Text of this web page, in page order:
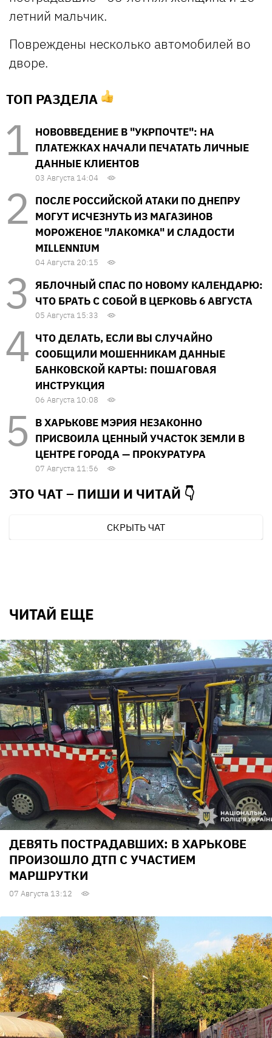
летний мальчик.
Повреждены несколько автомобилей во
дворе.
ТОП РАЗДЕЛА
НОВОВВЕДЕНИЕ В "УКРПОЧТЕ": НА
ПЛАТЕЖКАХ НАЧАЛИ ПЕЧАТАТЬ ЛИЧНЫЕ
ДАННЫЕ КЛИЕНТОВ
03 Августа 14:04
ПОСЛЕ РОССИЙСКОЙ АТАКИ ПО ДНЕПРУ
МОГУТ ИСЧЕЗНУТЬ ИЗ МАГАЗИНОВ
МОРОЖЕНОЕ "ЛАКОМКА" И СЛАДОСТИ
MILLENNIUM
04 Августа 20:15
ЯБЛОЧНЫЙ СПАС ПО НОВОМУ КАЛЕНДАРЮ:
ЧТО БРАТЬ С СОБОЙ В ЦЕРКОВЬ 6 АВГУСТА
05 Августа 15:33
ЧТО ДЕЛАТЬ, ЕСЛИ ВЫ СЛУЧАЙНО
СООБЩИЛИ МОШЕННИКАМ ДАННЫЕ
БАНКОВСКОЙ КАРТЫ: ПОШАГОВАЯ
ИНСТРУКЦИЯ
06 Августа 10:08
В ХАРЬКОВЕ МЭРИЯ НЕЗАКОННО
ПРИСВОИЛА ЦЕННЫЙ УЧАСТОК ЗЕМЛИ В
ЦЕНТРЕ ГОРОДА — ПРОКУРАТУРА
07 Августа 11:56
ЭТО ЧАТ – ПИШИ И ЧИТАЙ 👇
СКРЫТЬ ЧАТ
ЧИТАЙ ЕЩЕ
ДЕВЯТЬ ПОСТРАДАВШИХ: В ХАРЬКОВЕ
ПРОИЗОШЛО ДТП С УЧАСТИЕМ
МАРШРУТКИ
07 Августа 13:12